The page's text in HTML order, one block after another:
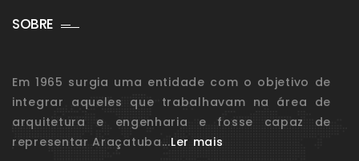
SOBRE
Em 1965 surgia uma entidade com o objetivo de
integrar aqueles que trabalhavam na área de
arquitetura e engenharia e fosse capaz de
representar Araçatuba...Ler mais